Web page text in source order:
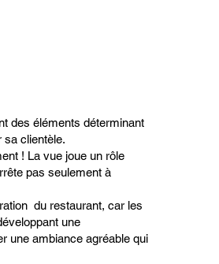
des éléments déterminant
sa clientèle.
! La vue joue un rôle
pas seulement à
du restaurant, car les
une
une ambiance agréable qui